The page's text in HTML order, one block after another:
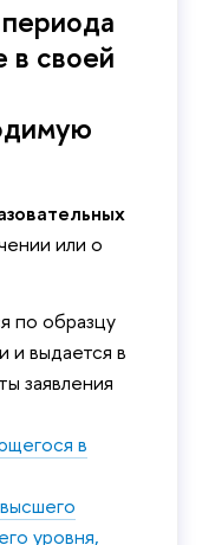
в своей
или о
по образцу
и выдается в
заявления
в
уровня,